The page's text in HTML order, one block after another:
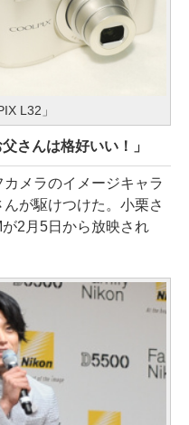
L32」
さんは格好いい！」
メラのイメージキャラ
が駆けつけた。小栗さ
2月5日から放映され